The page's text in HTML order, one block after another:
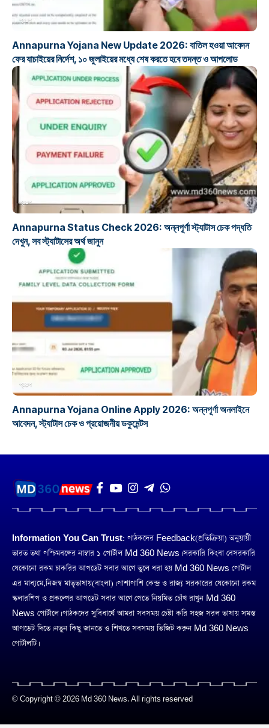
প্রকল্প
Annapurna Yojana New Update 2026: বাতিল হওয়া আবেদন
ফের যাচাইয়ের নির্দেশ, ১০ জুলাইয়ের মধ্যে শেষ করতে হবে তদন্ত ও আপলোড
প্রকল্প
Annapurna Status Check 2026: অন্নপূর্ণা স্ট্যাটাস চেক পদ্ধতি
দেখুন, সব স্ট্যাটাসের অর্থ জানুন
প্রকল্প
Annapurna Yojana Online Apply 2026: অন্নপূর্ণা অনলাইনে
আবেদন, স্ট্যাটাস চেক ও প্রয়োজনীয় ডকুমেন্টস
Information You Can Trust: পাঠকদের Feedback(প্রতিক্রিয়া) অনুয়ায়ী
ভারত তথা পশ্চিমবঙ্গের নাম্বার ১ পোর্টাল Md 360 News। সরকারি কিংবা বেসরকারি
যেকোনো রকম চাকরির আপডেট সবার আগে তুলে ধরা হয় Md 360 News পোর্টাল
এর মাধ্যমে,নিজস্ব মাতৃভাষায়(বাংলা)। পাশাপাশি কেন্দ্র ও রাজ্য সরকারের যেকোনো রকম
স্কলারশিপ ও প্রকল্পের আপডেট সবার আগে পেতে নিয়মিত চোঁখ রাখুন Md 360
News পোর্টালে। পাঠকদের সুবিধার্থে আমরা সবসময় চেষ্টা করি সহজ সরল ভাষায় সমস্ত
আপডেট দিতে। নতুন কিছু জানতে ও শিখতে সবসময় ভিজিট করুন Md 360 News
পোর্টালটি।
© Copyright © 2026 Md 360 News. All rights reserved